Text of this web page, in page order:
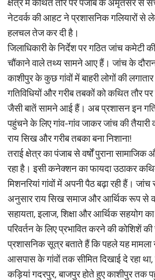
क्षेत्र में कथित तौर पर पंजाब के अमृतसर से
नेटवर्क की आहट ने प्रशासनिक गलियारों से
हलचल तेज कर दी है।
जिलाधिकारी के निर्देश पर गठित जांच कमेटी
चौंकाने वाले तथ्य सामने आए हैं। जांच के
काशीपुर के कुछ गांवों में बाहरी लोगों की लगातार
गतिविधियों और गरीब तबकों को कथित तौर
जैसी बातें सामने आई हैं। अब प्रशासन इन
पहुंचने के लिए गांव-गांव जाकर जांच की तैयारी
राय सिख और गरीब तबका बना निशाना!
तराई क्षेत्र का पंजाब से वर्षों पुराना सामाजिक
रहा है। इसी कनेक्शन का फायदा उठाकर
मिशनरियां गांवों में अपनी पैठ बढ़ा रही हैं।
अनुसार राय सिख समाज और आर्थिक रूप से
सहायता, इलाज, शिक्षा और आर्थिक सहयोग
परिवर्तन के लिए प्रभावित करने की कोशिशें की
प्रशासनिक सूत्र बताते हैं कि पहले यह मामला
आसपास के गांवों तक सीमित दिखाई दे रहा
कड़ियां गदरपुर, बाजपुर होते हुए काशीपुर तक